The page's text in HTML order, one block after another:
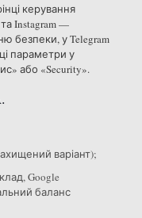
керування
Instagram —
безпеки, у Telegram
параметри у
або «Security».
варіант);
Google
баланс